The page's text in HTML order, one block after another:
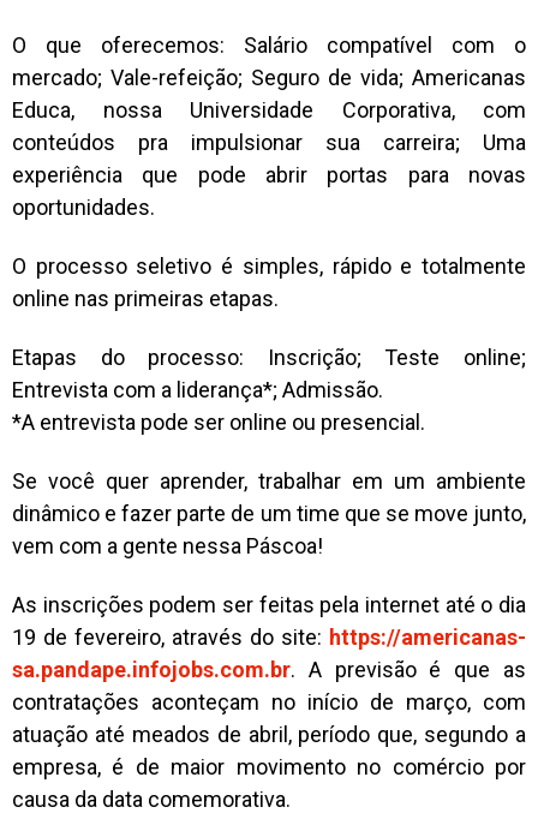
O que oferecemos: Salário compatível com o
mercado; Vale-refeição; Seguro de vida; Americanas
Educa, nossa Universidade Corporativa, com
conteúdos pra impulsionar sua carreira; Uma
experiência que pode abrir portas para novas
oportunidades.
O processo seletivo é simples, rápido e totalmente
online nas primeiras etapas.
Etapas do processo: Inscrição; Teste online;
Entrevista com a liderança*; Admissão.
*A entrevista pode ser online ou presencial.
Se você quer aprender, trabalhar em um ambiente
dinâmico e fazer parte de um time que se move junto,
vem com a gente nessa Páscoa!
As inscrições podem ser feitas pela internet até o dia
19 de fevereiro, através do site: https://americanas-
sa.pandape.infojobs.com.br. A previsão é que as
contratações aconteçam no início de março, com
atuação até meados de abril, período que, segundo a
empresa, é de maior movimento no comércio por
causa da data comemorativa.